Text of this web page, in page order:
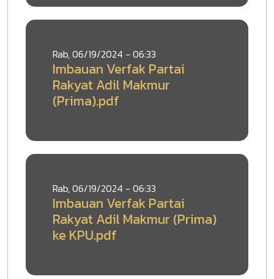
Rab, 06/19/2024 - 06:33
Imbauan Verfak Partai
Rakyat Adil Makmur
(Prima).pdf
Rab, 06/19/2024 - 06:33
Imbauan Verfak Partai
Rakyat Adil Makmur (Prima)
ke KPU.pdf